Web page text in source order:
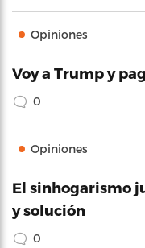
Opiniones
Voy a Trump y
0
Opiniones
El sinhogarismo
y solución
0